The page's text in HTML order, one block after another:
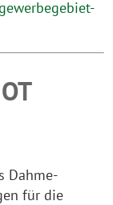
Dahme-
für die